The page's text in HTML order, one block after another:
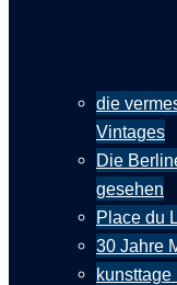
die
Vintages
Die
gesehen
Place du
30 Jahre
kunsttage